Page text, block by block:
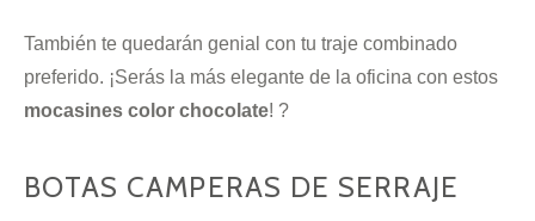
También te quedarán genial con tu traje combinado
preferido. ¡Serás la más elegante de la oficina con estos
mocasines color chocolate! ?
BOTAS CAMPERAS DE SERRAJE